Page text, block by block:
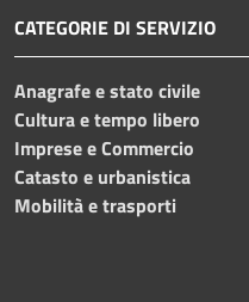
CATEGORIE DI SERVIZIO
Anagrafe e stato civile
Cultura e tempo libero
Imprese e Commercio
Catasto e urbanistica
Mobilità e trasporti